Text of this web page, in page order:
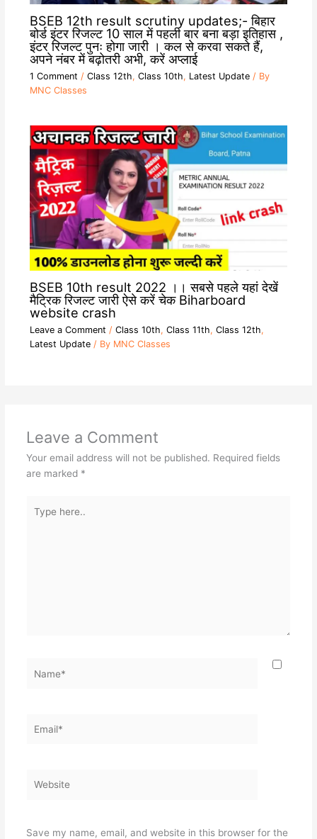
BSEB 12th result scrutiny updates;- बिहार
बोर्ड इंटर रिजल्ट 10 साल में पहली बार बना बड़ा इतिहास ,
इंटर रिजल्ट पुनः होगा जारी । कल से करवा सकते हैं,
अपने नंबर में बढ़ोतरी अभी, करें अप्लाई
1 Comment / Class 12th, Class 10th, Latest Update/ By
MNC Classes
BSEB 10th result 2022 ।। सबसे पहले यहां देखें
मैट्रिक रिजल्ट जारी ऐसे करें चेक Biharboard
website crash
Leave a Comment / Class 10th, Class 11th, Class 12th,
Latest Update/ By MNC Classes
Leave a Comment
Your email address will not be published. Required fields
are marked *
here..
Save my name, email, and website in this browser for the